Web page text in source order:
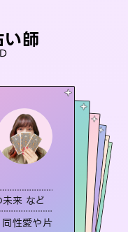
師
未来 など
同性愛や片
、復縁 など
つ東洋最古の
い、幸せへ向
い結果にも具
げんみう）
グ
リ
ち、復縁 など
特に「曖昧な関
おり、友達以上
今後や本音を丁
花
ディング
ゴリ
復縁 など
ラクル
ド
テゴリ
の気持ち など
てドを使って「今」と
になるあの人の気持
解き、恋や人生のヒ
理恵
タロット
リーディング
カテゴリ
未来、年の差 など
いて